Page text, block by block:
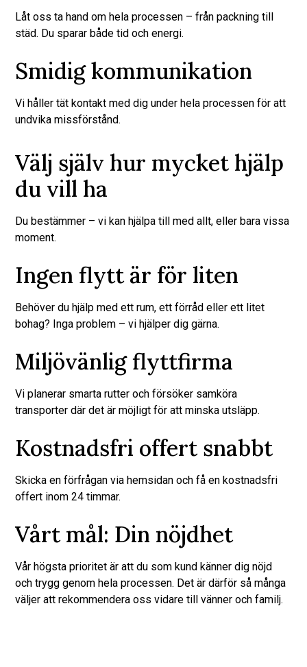
Låt oss ta hand om hela processen – från packning till
städ. Du sparar både tid och energi.
Smidig kommunikation
Vi håller tät kontakt med dig under hela processen för att
undvika missförstånd.
Välj själv hur mycket hjälp
du vill ha
Du bestämmer – vi kan hjälpa till med allt, eller bara vissa
moment.
Ingen flytt är för liten
Behöver du hjälp med ett rum, ett förråd eller ett litet
bohag? Inga problem – vi hjälper dig gärna.
Miljövänlig flyttfirma
Vi planerar smarta rutter och försöker samköra
transporter där det är möjligt för att minska utsläpp.
Kostnadsfri offert snabbt
Skicka en förfrågan via hemsidan och få en kostnadsfri
offert inom 24 timmar.
Vårt mål: Din nöjdhet
Vår högsta prioritet är att du som kund känner dig nöjd
och trygg genom hela processen. Det är därför så många
väljer att rekommendera oss vidare till vänner och familj.